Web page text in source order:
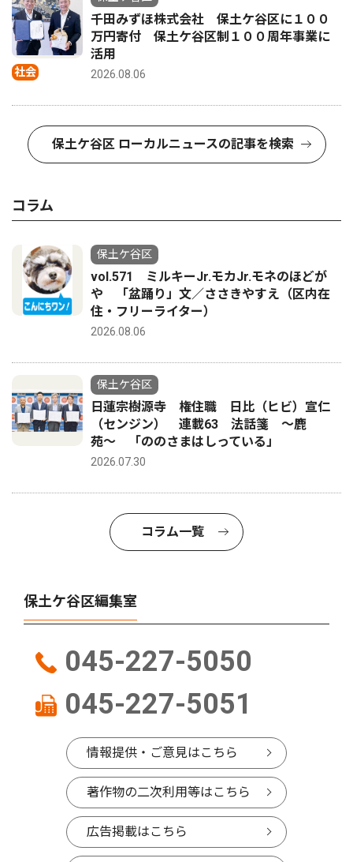
社会
千田みずほ株式会社 保土ケ谷区に１００
万円寄付 保土ケ谷区制１００周年事業に
活用
2026.08.06
保土ケ谷区 ローカルニュースの記事を検索
コラム
保土ケ谷区
vol.571 ミルキーJr.モカJr.モネのほどが
や 「盆踊り」文／ささきやすえ（区内在
住・フリーライター）
2026.08.06
保土ケ谷区
日蓮宗樹源寺 権住職 日比（ヒビ）宣仁
（センジン） 連載63 法話箋 〜鹿
苑〜 「ののさまはしっている」
2026.07.30
コラム一覧
保土ケ谷区編集室
045-227-5050
045-227-5051
情報提供・ご意見はこちら
著作物の二次利用等はこちら
広告掲載はこちら